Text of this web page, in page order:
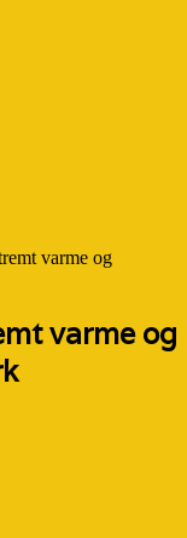
varme og
varme og